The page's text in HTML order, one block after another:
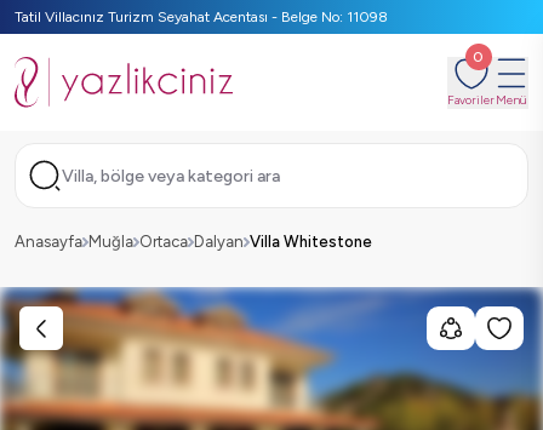
Tatil Villacınız Turizm Seyahat Acentası - Belge No: 11098
0
FavorilerMenü
Villa, bölge veya kategori ara
Anasayfa Muğla Ortaca Dalyan Villa Whitestone